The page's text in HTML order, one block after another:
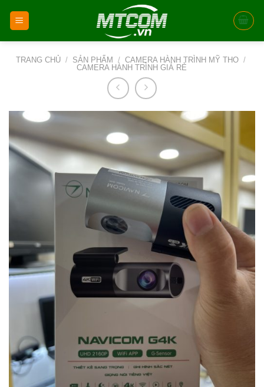
TRANG CHỦ / SẢN PHẨM / CAMERA HÀNH TRÌNH MỸ THO /
CAMERA HÀNH TRÌNH GIÁ RẺ